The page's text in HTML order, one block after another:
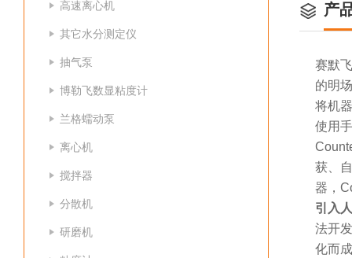
高速离心机
其它水分测定仪
抽气泵
博勒飞数显粘度计
兰格蠕动泵
离心机
搅拌器
分散机
研磨机
产
赛默
的明
将机
使用
获、
器，
引入
法开
化而